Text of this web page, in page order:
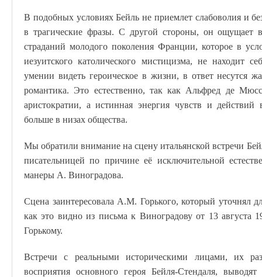
В подобных условиях Бейль не приемлет слабоволия и
в трагические фразы. С другой стороны, он ощущает
страданий молодого поколения Франции, которое в
иезуитского католического мистицизма, не находит
умении видеть героическое в жизни, в ответ несутся
романтика. Это естественно, так как Альфред де
аристократии, а истинная энергия чувств и действий
больше в низах общества.
Мы обратили внимание на сцену итальянской встречи
писательницей по причине её исключительной
манеры А. Виноградова.
Сцена заинтересовала А.М. Горького, который уточнял
как это видно из письма к Виноградову от 13 августа
Горькому.
Встречи с реальными историческими лицами, их
восприятия основного героя Бейля-Стендаля,